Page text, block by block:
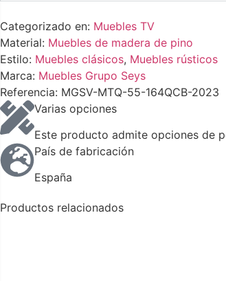
Categorizado en: Muebles TV
Material: Muebles de madera de pino
Estilo: Muebles clásicos, Muebles rústicos
Marca: Muebles Grupo Seys
Referencia: MGSV-MTQ-55-164QCB-2023
Varias opciones
Este producto admite opciones de
País de fabricación
España
Productos relacionados